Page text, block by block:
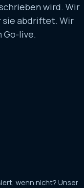
wird. Wir
sie abdriftet. Wir
Go-live.
wenn nicht? Unser